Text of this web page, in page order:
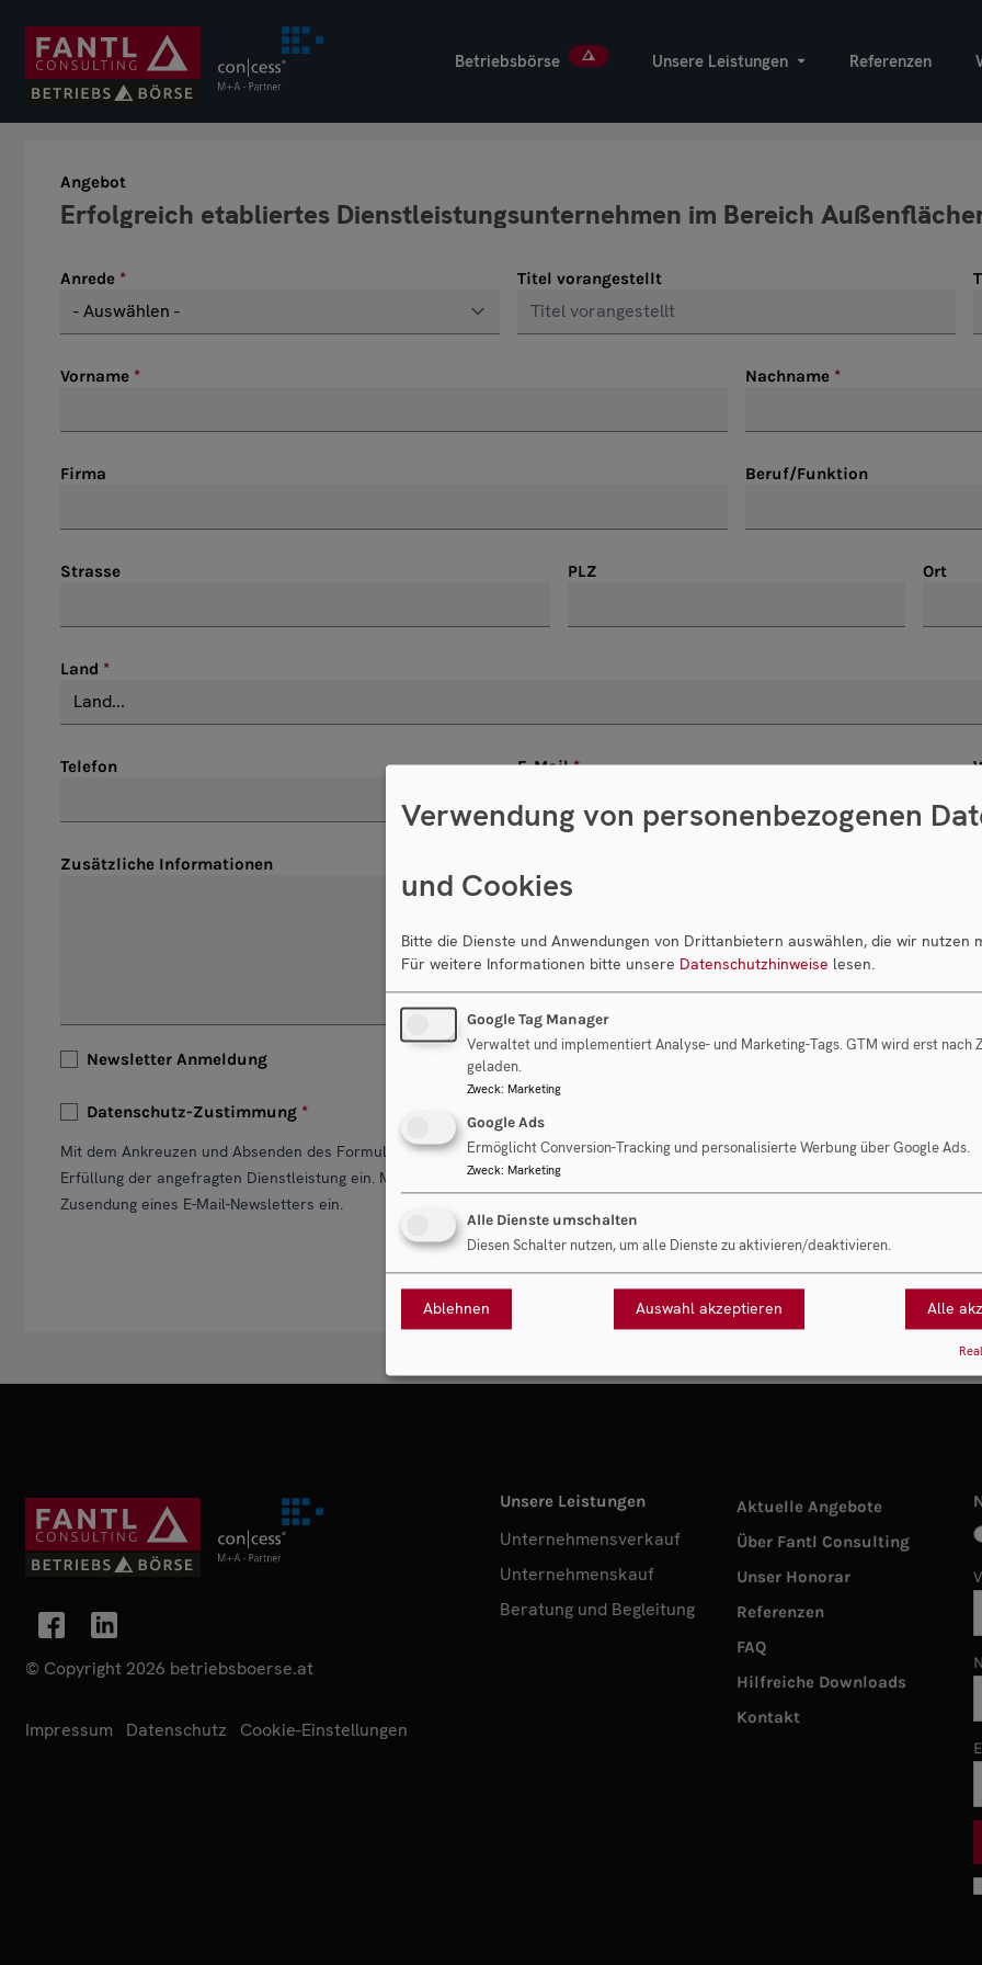
Inhalt
Betriebsbörse Unsere Leistungen Referenzen
Angebot
Anrede Titel vorangestellt
Vorname Nachname
Firma Beruf/Funktion
Strasse PLZ Ort
Land
Telefon E-Mail
Zusätzliche Informationen
Newsletter Anmeldung
Datenschutz-Zustimmung
Mit dem Ankreuzen und Absenden des Formulars stimmen Sie ausdrücklich unsererDatenschutzerklärungzu und willigen in die
Erfüllung der angefragten Dienstleistung ein. Mit dem Ankreuzen der Option zur Newsletter-Anmeldung willigen Sie zudem in die
Zusendung eines E-Mail-Newsletters ein.
© Copyright 2026 betriebsboerse.at
Impressum Datenschutz Cookie-Einstellungen
Unsere Leistungen
Unternehmensverkauf
Unternehmenskauf
Beratung und Begleitung
Aktuelle Angebote
Über Fantl Consulting
Unser Honorar
Referenzen
FAQ
Hilfreiche Downloads
Kontakt
Verwendung von personenbezogenen
und Cookies
Bitte die Dienste und Anwendungen von Drittanbietern auswählen, die wir nutzen
Für weitere Informationen bitte unsere Datenschutzhinweise lesen.
Google Tag Manager
Verwaltet und implementiert Analyse- und Marketing-Tags. GTM wird erst nach
geladen.
Zweck: Marketing
Google Ads
Ermöglicht Conversion-Tracking und personalisierte Werbung über Google Ads.
Zweck: Marketing
Alle Dienste umschalten
Diesen Schalter nutzen, um alle Dienste zu aktivieren/deaktivieren.
Ablehnen Auswahl akzeptieren Alle